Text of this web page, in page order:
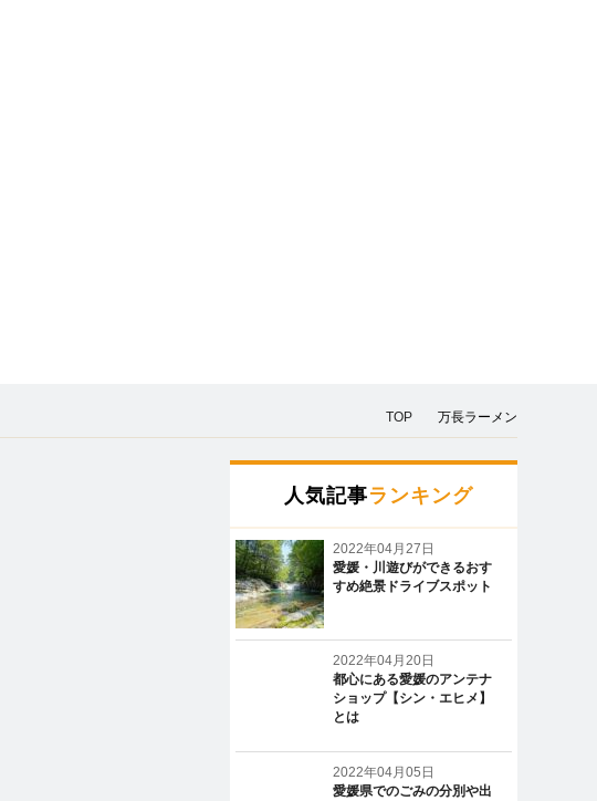
TOP 万長ラーメン
人気記事ランキング
2022年04月27日
愛媛・川遊びができるおす
すめ絶景ドライブスポット
2022年04月20日
都心にある愛媛のアンテナ
ショップ【シン・エヒメ】
とは
2022年04月05日
愛媛県でのごみの分別や出